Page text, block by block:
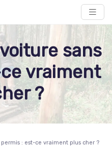
sans
vraiment
?
: est-ce vraiment plus cher ?